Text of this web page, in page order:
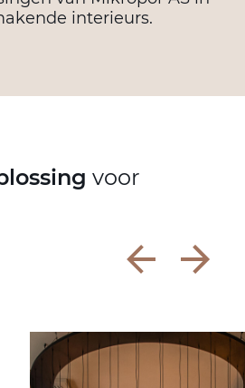
interieurs.
voor